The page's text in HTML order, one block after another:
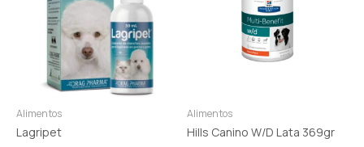
Alimentos
Lagripet
Alimentos
Hills Canino W/D Lata 369gr